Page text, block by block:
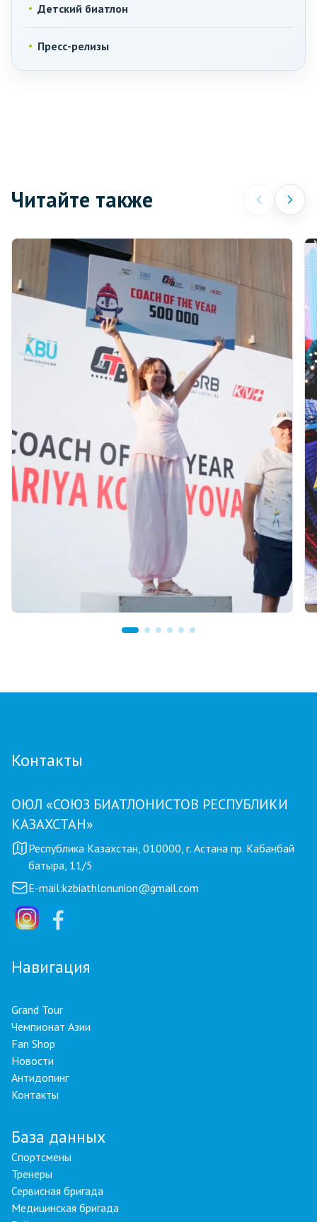
Детский биатлон
Пресс-релизы
Читайте также
Контакты
ОЮЛ «СОЮЗ БИАТЛОНИСТОВ РЕСПУБЛИКИ
КАЗАХСТАН»
Республика Казахстан, 010000, г. Астана пр. Кабанбай
батыра, 11/5
E-mail:kzbiathlonunion@gmail.com
Навигация
Grand Tour
Чемпионат Азии
Fan Shop
Новости
Антидопинг
Контакты
База данных
Спортсмены
Тренеры
Сервисная бригада
Медицинская бригада